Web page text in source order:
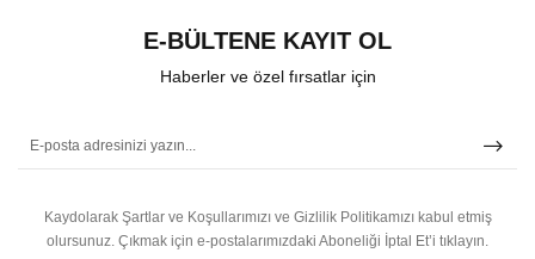
E-BÜLTENE KAYIT OL
Haberler ve özel fırsatlar için
Kaydolarak Şartlar ve Koşullarımızı ve Gizlilik Politikamızı kabul etmiş
olursunuz. Çıkmak için e-postalarımızdaki Aboneliği İptal Et’i tıklayın.